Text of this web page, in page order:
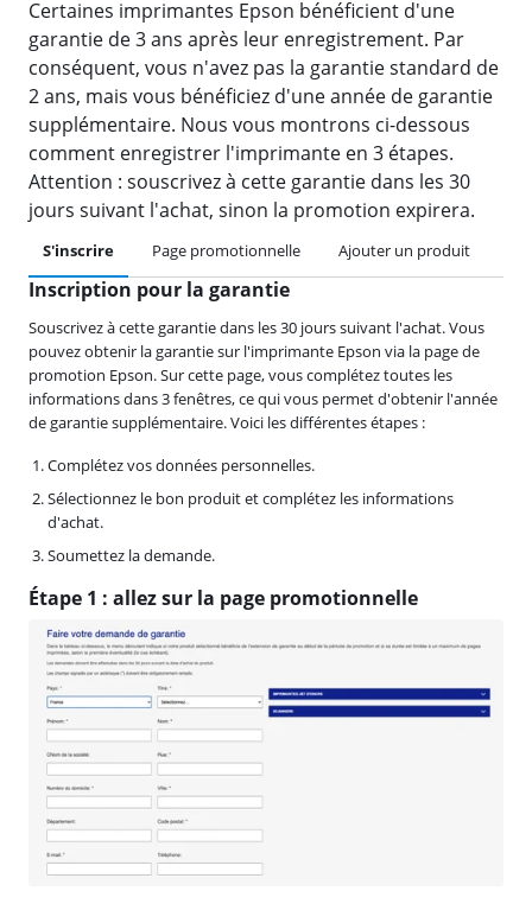
Certaines imprimantes Epson bénéficient d'une
garantie de 3 ans après leur enregistrement. Par
conséquent, vous n'avez pas la garantie standard de
2 ans, mais vous bénéficiez d'une année de garantie
supplémentaire. Nous vous montrons ci-dessous
comment enregistrer l'imprimante en 3 étapes.
Attention : souscrivez à cette garantie dans les 30
jours suivant l'achat, sinon la promotion expirera.
S'inscrire Page promotionnelle Ajouter un produit
Inscription pour la garantie
Souscrivez à cette garantie dans les 30 jours suivant l'achat. Vous
pouvez obtenir la garantie sur l'imprimante Epson via la page de
promotion Epson. Sur cette page, vous complétez toutes les
informations dans 3 fenêtres, ce qui vous permet d'obtenir l'année
de garantie supplémentaire. Voici les différentes étapes :
Complétez vos données personnelles.
Sélectionnez le bon produit et complétez les informations
d'achat.
Soumettez la demande.
Étape 1 : allez sur la page promotionnelle